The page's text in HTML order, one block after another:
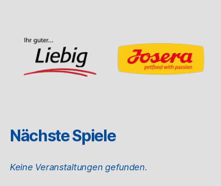
Nächste Spiele
Keine Veranstaltungen gefunden.